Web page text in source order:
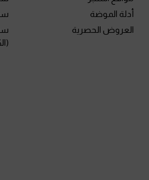
أدلة الموضة
العروض الحصرية